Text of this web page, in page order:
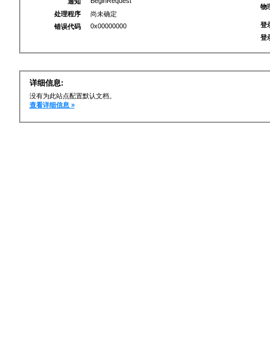
处理程序
尚未确定
错误代码
0x00000000
物
登
登
详细信息:
没有为此站点配置默认文档。
查看详细信息 »